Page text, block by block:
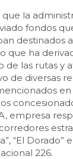
la
fondos
destinados
que ha
de las rutas y
de diversas
empresa
“El Dorado”
226.